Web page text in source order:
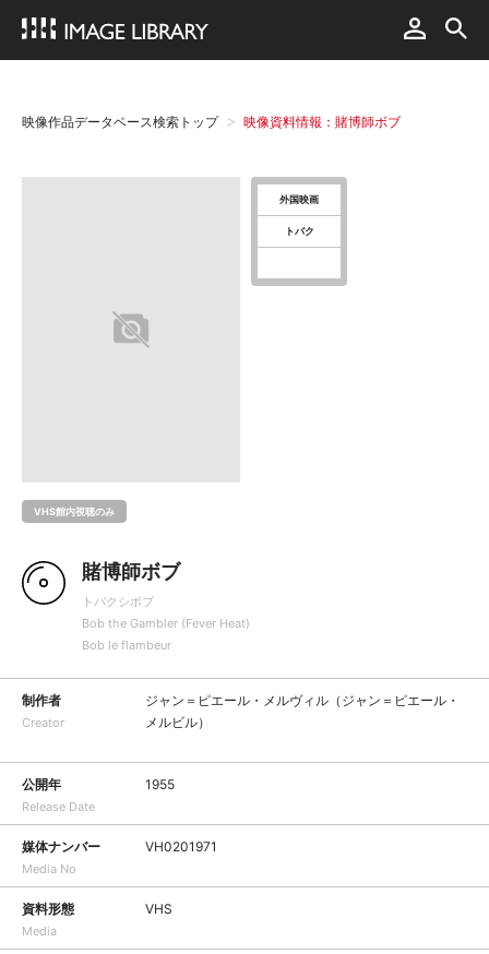
映像作品データベース検索トップ 映像資料情報：賭博師ボブ
VHS館内視聴のみ
外国映画
トバク
賭博師ボブ
トバクシボブ
Bob the Gambler (Fever Heat)
Bob le flambeur
制作者
Creator
ジャン＝ピエール・メルヴィル（ジャン＝ピエール・
メルビル）
公開年
Release Date
1955
媒体ナンバー
Media No
VH0201971
資料形態
Media
VHS